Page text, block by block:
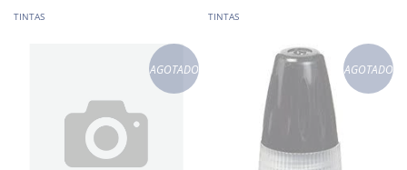
TINTAS TINTAS
AGOTADO AGOTADO